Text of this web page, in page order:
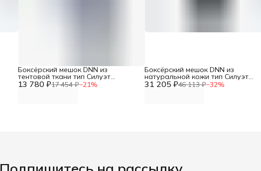
13 780 ₽17 454 ₽−21%
Боксёрский мешок DNN из
тентовой ткани тип Силуэт
трёхсекционный (МБТТ- 9, Верхний 31 205 ₽46 113 ₽−32%
Боксёрский мешок DNN из
натуральной кожи тип Силуэт
трёхсекционный ( МБНТ22-12,